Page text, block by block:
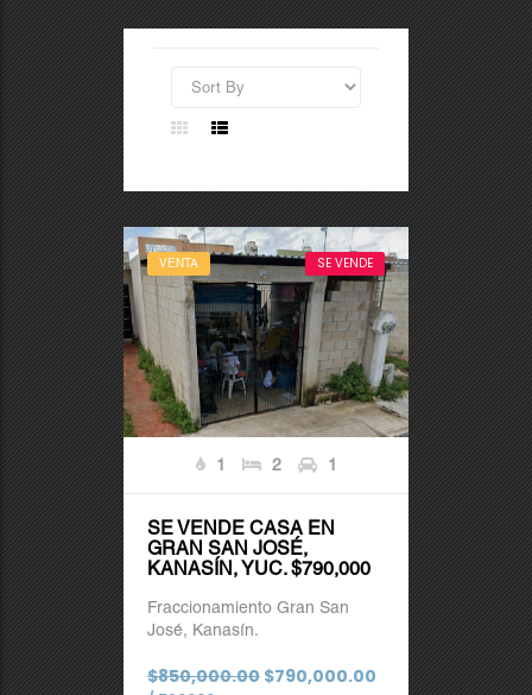
SE VENDE
VENTA
1 2 1
SE VENDE CASA EN
GRAN SAN JOSÉ,
KANASÍN, YUC. $790,000
Fraccionamiento Gran San
José, Kanasín.
$850,000.00 $790,000.00